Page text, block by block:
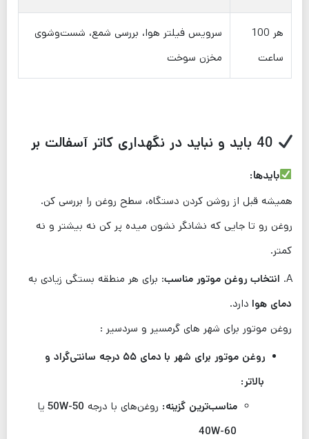
هر 100
ساعت
سرویس فیلتر هوا، بررسی شمع، شست‌وشوی
مخزن سوخت
بایدها:
کمتر.
A. انتخاب روغن موتور مناسب: برای هر منطقه بستگی زیادی به
دمای هوا دارد.
روغن موتور برای شهر های گرمسیر و سردسیر :
روغن موتور برای شهر با
بالاتر:
مناسب‌ترین گزینه: روغن‌های با درجه 50W-50
یا
40W-60